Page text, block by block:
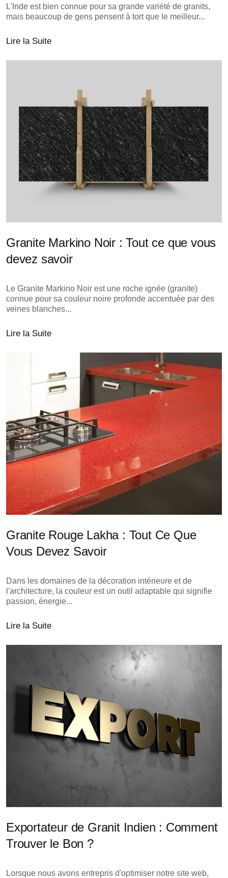
L'Inde est bien connue pour sa grande variété de granits,
mais beaucoup de gens pensent à tort que le meilleur...
Lire la Suite
Granite Markino Noir : Tout ce que vous
devez savoir
Le Granite Markino Noir est une roche ignée (granite)
connue pour sa couleur noire profonde accentuée par des
veines blanches...
Lire la Suite
Granite Rouge Lakha : Tout Ce Que
Vous Devez Savoir
Dans les domaines de la décoration intérieure et de
l'architecture, la couleur est un outil adaptable qui signifie
passion, énergie...
Lire la Suite
Exportateur de Granit Indien : Comment
Trouver le Bon ?
Lorsque nous avons entrepris d'optimiser notre site web,